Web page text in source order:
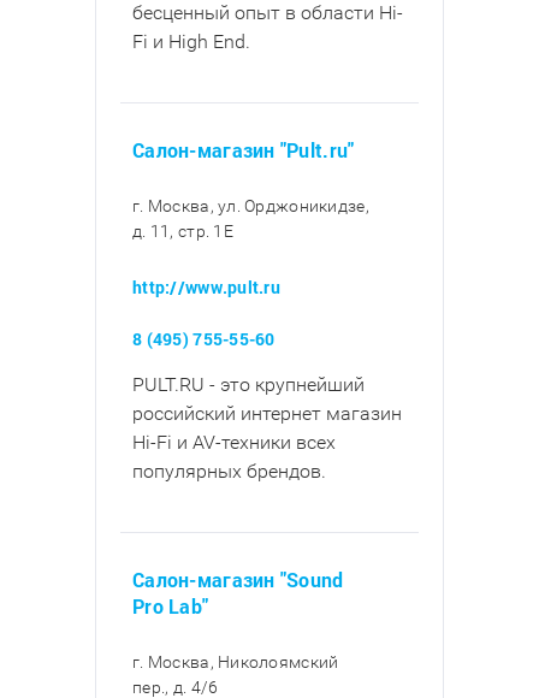
бесценный опыт в области Hi-
Fi и High End.
Салон-магазин "Pult.ru"
г. Москва, ул. Орджоникидзе,
д. 11, стр. 1E
http://www.pult.ru
8 (495) 755-55-60
PULT.RU - это крупнейший
российский интернет магазин
Hi-Fi и AV-техники всех
популярных брендов.
Салон-магазин "Sound
Pro Lab"
г. Москва, Николоямский
пер., д. 4/6